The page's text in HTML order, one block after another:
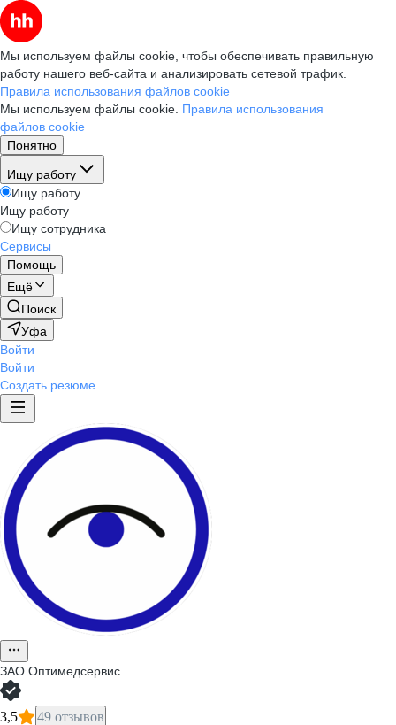
Мы используем файлы cookie, чтобы обеспечивать правильную
работу нашего веб-сайта и анализировать сетевой трафик.
Правила использования файлов cookie
Мы используем файлы cookie. Правила использования
файлов cookie
Понятно
Ищу работу
Ищу работу
Ищу работу
Ищу сотрудника
Сервисы
Помощь
Ещё
Поиск
Уфа
Войти
Войти
Создать резюме
ЗАО Оптимедсервис
3,5 49 отзывов